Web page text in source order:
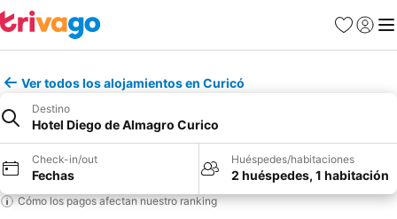
Favoritos
Iniciar
Ver todos los alojamientos en Curicó
Destino
Hotel Diego de Almagro Curico
Check-in/out
Fechas
Huéspedes/habitaciones
2 huéspedes, 1 habitación
Cómo los pagos afectan nuestro ranking